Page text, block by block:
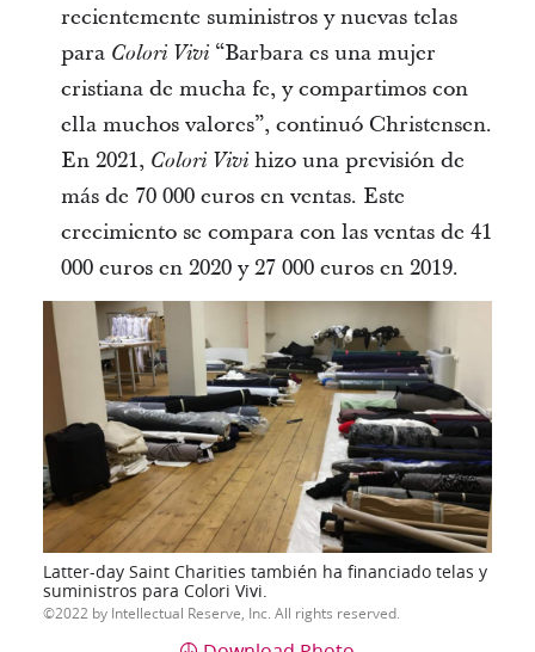
recientemente suministros y nuevas telas
para Colori Vivi“Barbara es una mujer
cristiana de mucha fe, y compartimos con
ella muchos valores”, continuó Christensen.
En 2021, Colori Vivihizo una previsión de
más de 70 000 euros en ventas. Este
crecimiento se compara con las ventas de 41
000 euros en 2020 y 27 000 euros en 2019.
Latter-day Saint Charities también ha financiado telas y
suministros para Colori Vivi.
2022 by Intellectual Reserve, Inc. All rights reserved.